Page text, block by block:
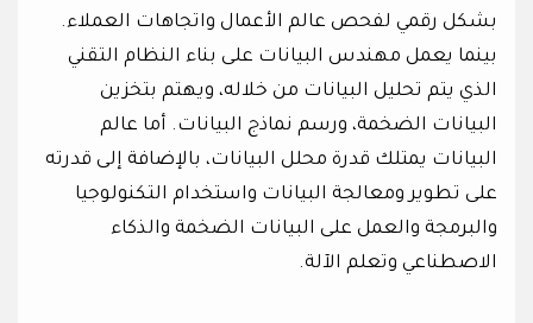
بشكل رقمي لفحص عالم الأعمال واتجاهات العملاء.
بينما يعمل مهندس البيانات على بناء النظام التقني
الذي يتم تحليل البيانات من خلاله، ويهتم بتخزين
البيانات الضخمة، ورسم نماذج البيانات. أما عالم
البيانات يمتلك قدرة محلل البيانات، بالإضافة إلى قدرته
على تطوير ومعالجة البيانات واستخدام التكنولوجيا
والبرمجة والعمل على البيانات الضخمة والذكاء
الاصطناعي وتعلم الآلة.